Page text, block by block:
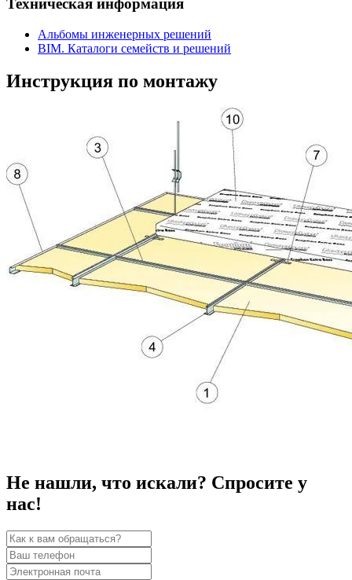
Техническая информация
Альбомы инженерных решений
BIM. Каталоги семейств и решений
Инструкция по монтажу
Не нашли, что искали? Спросите у
нас!